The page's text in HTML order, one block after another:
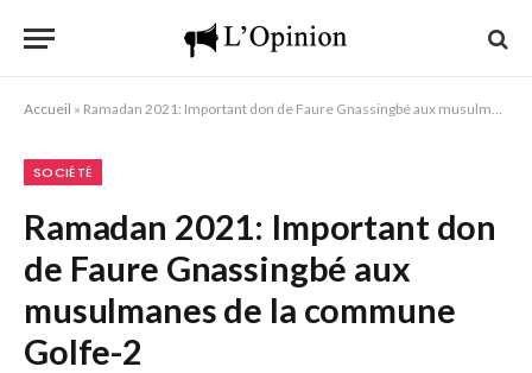
Accueil » Ramadan 2021: Important don de Faure Gnassingbé aux musulmanes de la commune Golfe-2
SOCIÉTÉ
Ramadan 2021: Important don
de Faure Gnassingbé aux
musulmanes de la commune
Golfe-2